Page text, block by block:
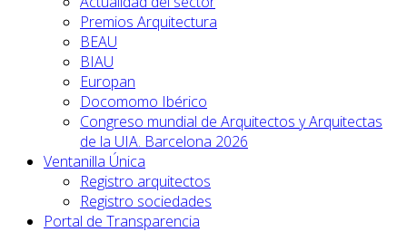
Premios Arquitectura
BEAU
BIAU
Europan
Docomomo Ibérico
Congreso mundial de Arquitectos y Arquitectas
de la UIA. Barcelona 2026
Ventanilla Única
Registro arquitectos
Registro sociedades
Portal de Transparencia